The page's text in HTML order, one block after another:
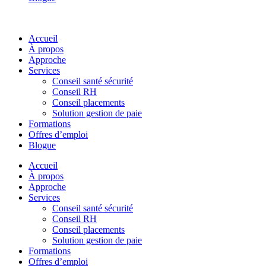
Accueil
À propos
Approche
Services
Conseil santé sécurité
Conseil RH
Conseil placements
Solution gestion de paie
Formations
Offres d’emploi
Blogue
Accueil
À propos
Approche
Services
Conseil santé sécurité
Conseil RH
Conseil placements
Solution gestion de paie
Formations
Offres d’emploi